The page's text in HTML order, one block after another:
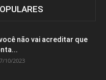
não vai acreditar que
10/2023